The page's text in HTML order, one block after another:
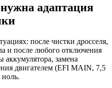
адаптация
после чистки дросселя,
и после любого отключения
замена
двигателем (EFI MAIN, 7,5